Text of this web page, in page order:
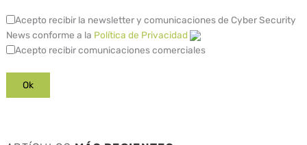
Acepto recibir la newsletter y comunicaciones de Cyber Security
News conforme a la Política de Privacidad
Acepto recibir comunicaciones comerciales